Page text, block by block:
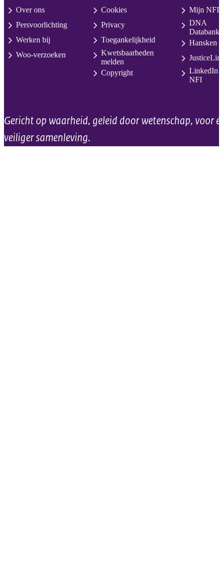
Over ons
Persvoorlichting
Werken bij
Woo-verzoeken
Cookies
Privacy
Toegankelijkheid
Kwetsbaarheden
melden
Copyright
Mijn NFI
DNA
Databank
Hansken
LinkedIn
NFI
Gericht op waarheid, geleid door wetenschap, voor
veiliger samenleving.